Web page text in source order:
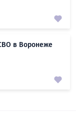
в Воронеже